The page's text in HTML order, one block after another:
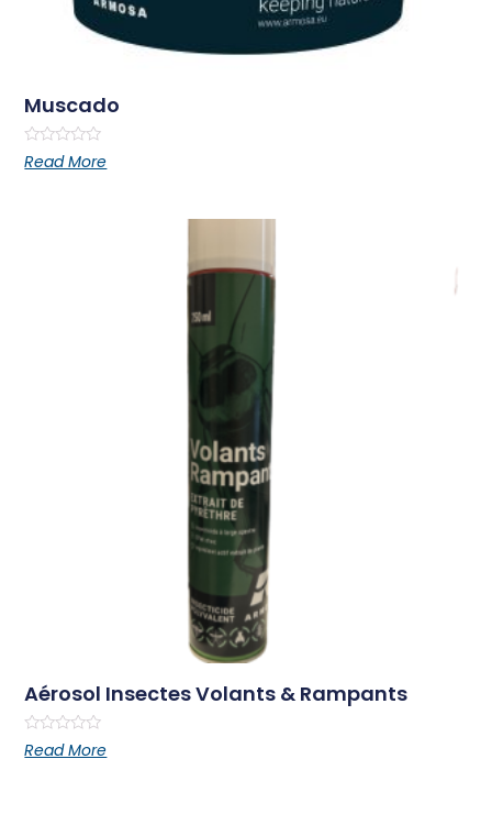
Muscado
Rated
0
Read More
Aérosol Insectes Volants & Rampants
Rated
0
Read More